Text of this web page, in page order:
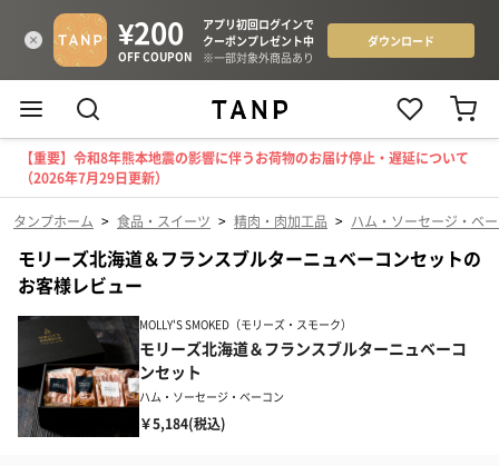
【重要】令和8年熊本地震の影響に伴うお荷物のお届け停止・遅延について
（2026年7月29日更新）
タンプホーム > 食品・スイーツ > 精肉・肉加工品 > ハム・ソーセージ・ベ
モリーズ北海道＆フランスブルターニュベーコンセットの
お客様レビュー
MOLLY'S SMOKED（モリーズ・スモーク）
モリーズ北海道＆フランスブルターニュベーコ
ンセット
ハム・ソーセージ・ベーコン
￥5,184(税込)